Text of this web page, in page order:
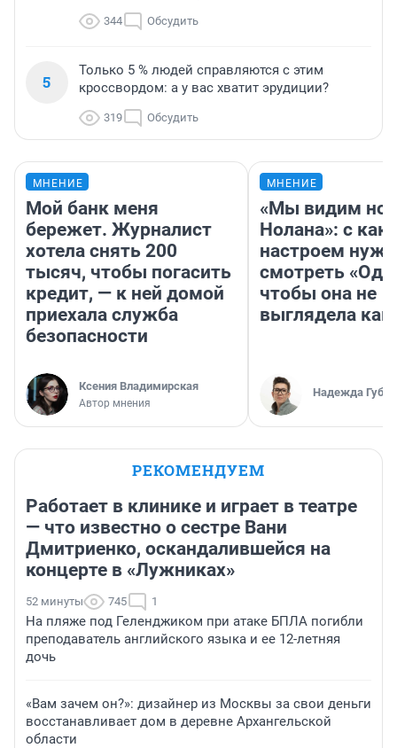
344 Обсудить
5
Только 5 % людей справляются с этим
кроссвордом: а у вас хватит эрудиции?
319 Обсудить
МНЕНИЕ
Мой банк меня
бережет. Журналист
хотела снять 200
тысяч, чтобы погасить
кредит, — к ней домой
приехала служба
безопасности
Ксения Владимирская
Автор мнения
МНЕНИЕ
«Мы видим
Нолана»: с
настроем
смотреть
чтобы она не
выглядела как
Надежда
РЕКОМЕНДУЕМ
Работает в клинике и играет в театре
— что известно о сестре Вани
Дмитриенко, оскандалившейся на
концерте в «Лужниках»
52 минуты 745 1
На пляже под Геленджиком при атаке БПЛА погибли
преподаватель английского языка и ее 12-летняя
дочь
«Вам зачем он?»: дизайнер из Москвы за свои деньги
восстанавливает дом в деревне Архангельской
области